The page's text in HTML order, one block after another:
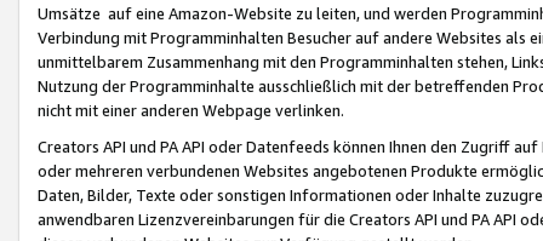
Umsätze auf eine Amazon-Website zu leiten, und werden
Verbindung mit Programminhalten Besucher auf andere Websites als
unmittelbarem Zusammenhang mit den Programminhalten stehen,
Nutzung der Programminhalte ausschließlich mit der betreffenden
nicht mit einer anderen Webpage verlinken.
Creators API und PA API oder Datenfeeds können Ihnen den Zugriff
oder mehreren verbundenen Websites angebotenen Produkte
Daten, Bilder, Texte oder sonstigen Informationen oder Inhalte
anwendbaren Lizenzvereinbarungen für die Creators API und PA API